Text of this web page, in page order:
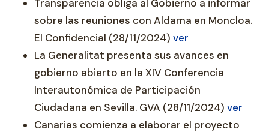
Transparencia obliga al Gobierno a informar
sobre las reuniones con Aldama en Moncloa.
El Confidencial (28/11/2024) ver
La Generalitat presenta sus avances en
gobierno abierto en la XIV Conferencia
Interautonómica de Participación
Ciudadana en Sevilla. GVA (28/11/2024) ver
Canarias comienza a elaborar el proyecto